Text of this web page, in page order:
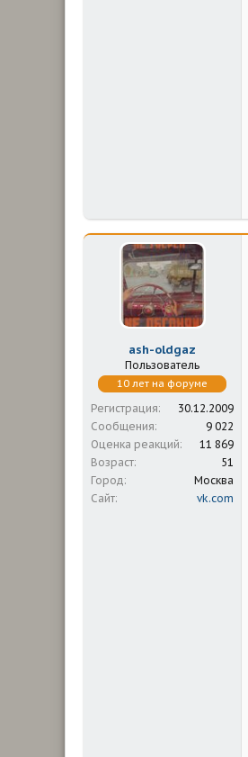
ash-oldgaz
Пользователь
10 лет на форуме
Регистрация
30.12.2009
Сообщения
9 022
Оценка реакций
11 869
Возраст
51
Город
Москва
Сайт
vk.com